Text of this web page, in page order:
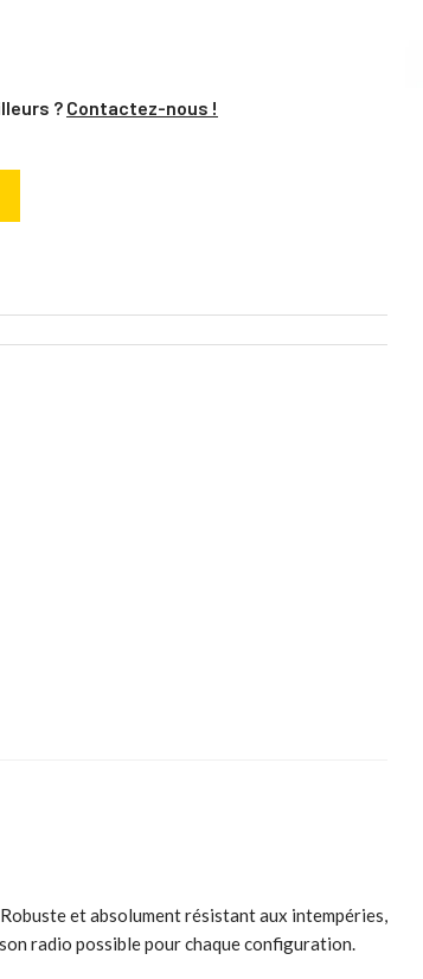
? Contactez-nous !
et absolument résistant aux intempéries,
radio possible pour chaque configuration.